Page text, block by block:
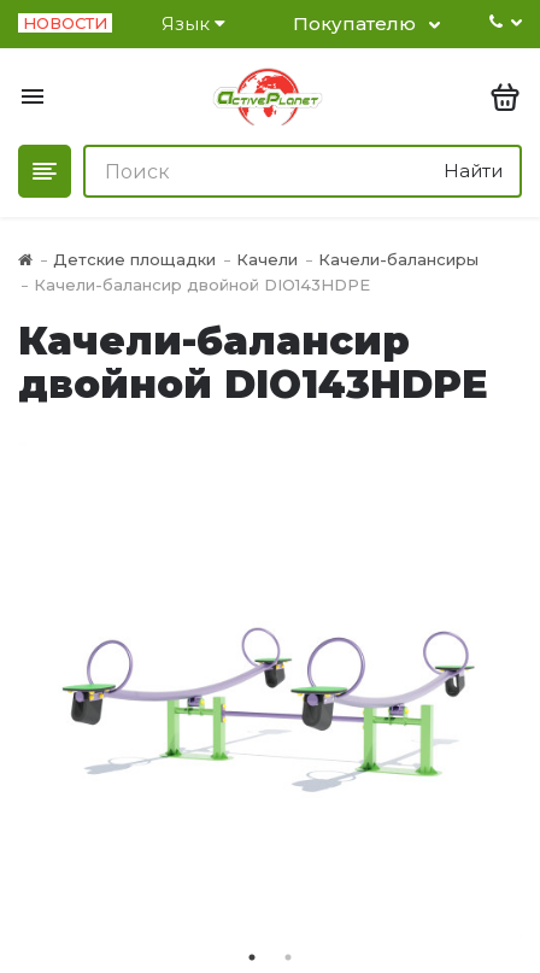
НОВОСТИ Язык Покупателю
Найти
Детские площадки Качели
Качели-балансиры
Качели-балансир двойной DIO143HDPE
Качели-балансир
двойной DIO143HDPE